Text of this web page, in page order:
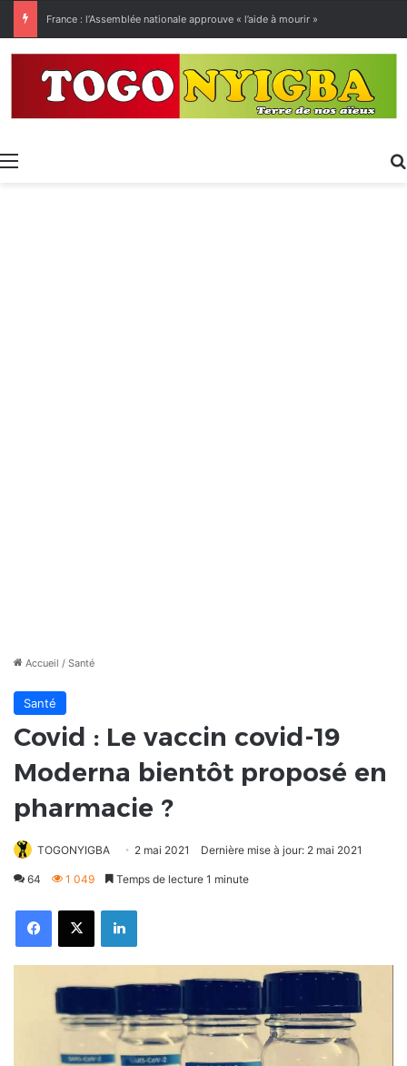
Menu
Accueil / Santé
Santé
Covid : Le vaccin covid-19
Moderna bientôt proposé en
pharmacie ?
TOGONYIGBA 2 mai 2021 Dernière mise à jour: 2 mai 2021
64 1 049 Temps de lecture 1 minute
FacebookX Linkedin